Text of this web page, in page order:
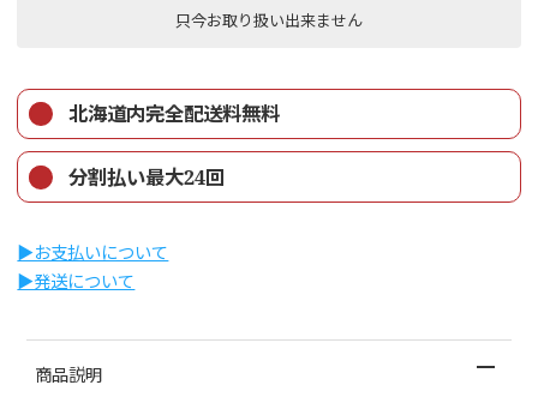
只今お取り扱い出来ません
北海道内完全配送料無料
分割払い最大24回
▶︎お支払いについて
▶︎発送について
商品説明